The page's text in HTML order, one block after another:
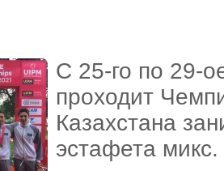
С 25-го по 29-
проходит
Казахстана
эстафета микс.